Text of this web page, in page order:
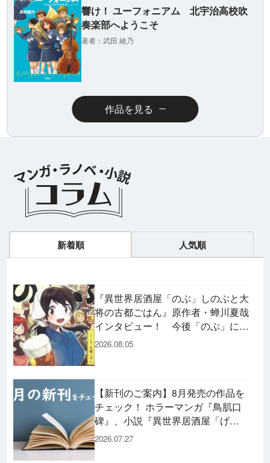
響け！ ユーフォニアム 北宇治高校吹
奏楽部へようこそ
著者：武田 綾乃
作品を見る
新着順 人気順
『異世界居酒屋「のぶ」しのぶと大
将の古都ごはん』原作者・蝉川夏哉
インタビュー！ 今後「のぶ」に登
場するメニューは……!?
2026.08.05
【新刊のご案内】8月発売の作品を
チェック！ ホラーマンガ『鳥肌口
碑』、小説『異世界居酒屋「げ
ん」』、文庫『カエル男 完結編』
などずらり！
2026.07.27